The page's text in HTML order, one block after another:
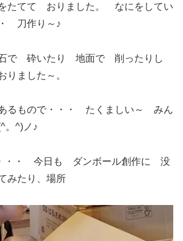
たてて おりました。 なにをしてい
刀作り～♪
で 砕いたり 地面で 削ったりし
ました～。
もので・・・ たくましい～ みん
^)ノ♪
・・ 今日も ダンボール創作に 没
みたり、場所